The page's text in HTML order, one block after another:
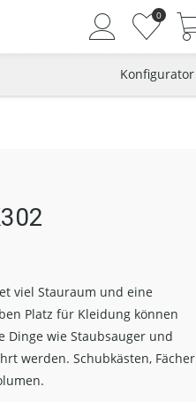
0
Konfigurator
viel Stauraum und eine
Platz für Kleidung können
Dinge wie Staubsauger und
werden. Schubkästen, Fächer